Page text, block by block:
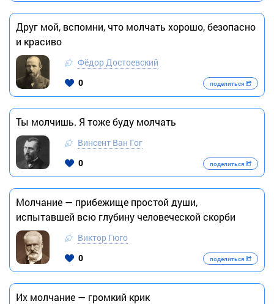
Друг мой, вспомни, что молчать хорошо, безопасно
и красиво
Фёдор Достоевский
0
поделиться
Ты молчишь. Я тоже буду молчать
Винсент Ван Гог
0
поделиться
Молчание — прибежище простой души,
испытавшей всю глубину человеческой скорби
Виктор Гюго
0
поделиться
Их молчание — громкий крик